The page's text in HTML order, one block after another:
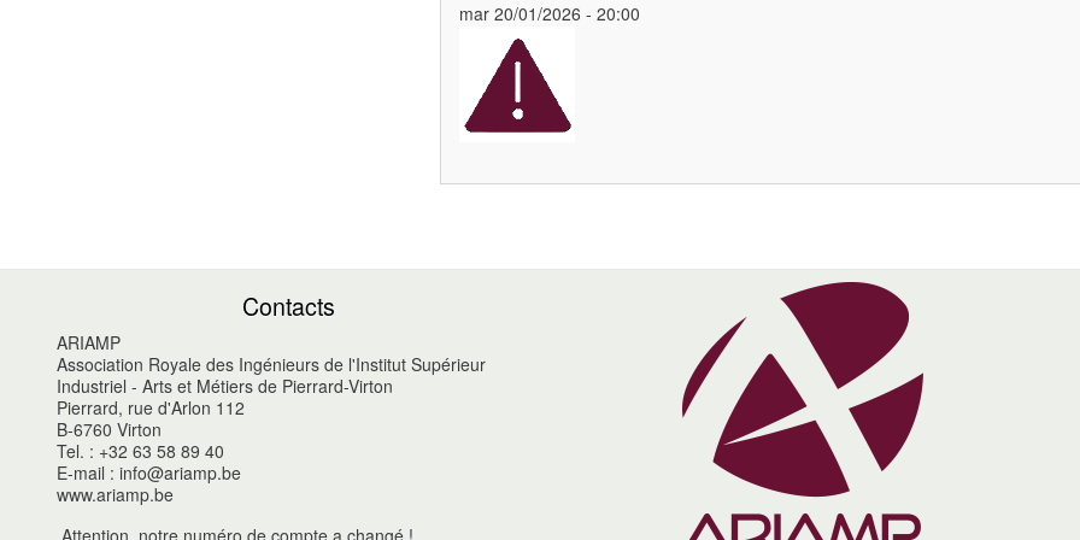
mar 20/01/2026 - 20:00
Contacts
ARIAMP
Association Royale des Ingénieurs de l'Institut Supérieur
Industriel - Arts et Métiers de Pierrard-Virton
Pierrard, rue d'Arlon 112
B-6760 Virton
Tel. : +32 63 58 89 40
E-mail : info@ariamp.be
www.ariamp.be